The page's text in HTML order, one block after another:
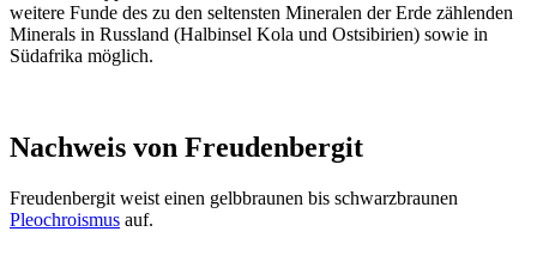
weitere Funde des zu den seltensten Mineralen der Erde zählenden
Minerals in Russland (Halbinsel Kola und Ostsibirien) sowie in
Südafrika möglich.
Nachweis von Freudenbergit
Freudenbergit weist einen gelbbraunen bis schwarzbraunen
Pleochroismus auf.